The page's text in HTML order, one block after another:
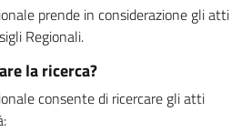
prende in considerazione gli atti
Regionali.
la ricerca?
consente di ricercare gli atti